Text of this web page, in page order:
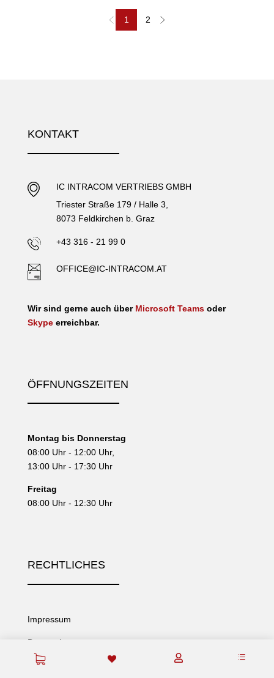
 d
1 2
KONTAKT
IC INTRACOM VERTRIEBS GMBH
Triester Straße 179 / Halle 3,
8073 Feldkirchen b. Graz
+43 316 - 21 99 0
OFFICE@IC-INTRACOM.AT
Wir sind gerne auch über Microsoft Teamsoder
Skypeerreichbar.
ÖFFNUNGSZEITEN
Montag bis Donnerstag
08:00 Uhr - 12:00 Uhr,
13:00 Uhr - 17:30 Uhr
Freitag
08:00 Uhr - 12:30 Uhr
RECHTLICHES
Impressum
Datenschutz
AGB